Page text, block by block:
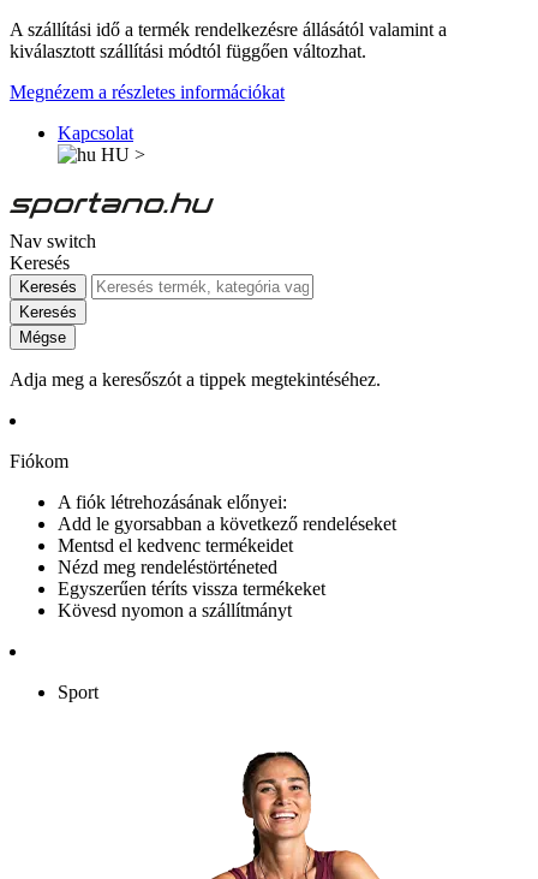
A szállítási idő a termék rendelkezésre állásától valamint a
kiválasztott szállítási módtól függően változhat.
Megnézem a részletes információkat
Kapcsolat
HU >
Nav switch
Keresés
Keresés
Keresés
Mégse
Adja meg a keresőszót a tippek megtekintéséhez.
Fiókom
A fiók létrehozásának előnyei:
Add le gyorsabban a következő rendeléseket
Mentsd el kedvenc termékeidet
Nézd meg rendeléstörténeted
Egyszerűen téríts vissza termékeket
Kövesd nyomon a szállítmányt
Sport